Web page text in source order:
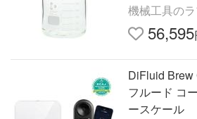
機械工具の
56,595
DiFluid Brew
フルード コ
ースケール